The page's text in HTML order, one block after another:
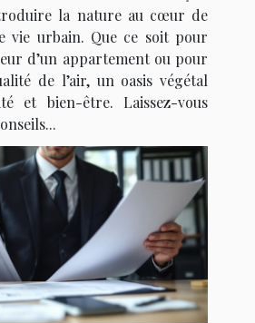
la nature au cœur de
vie urbain. Que ce soit pour
d’un appartement ou pour
de l’air, un oasis végétal
et bien-être. Laissez-vous